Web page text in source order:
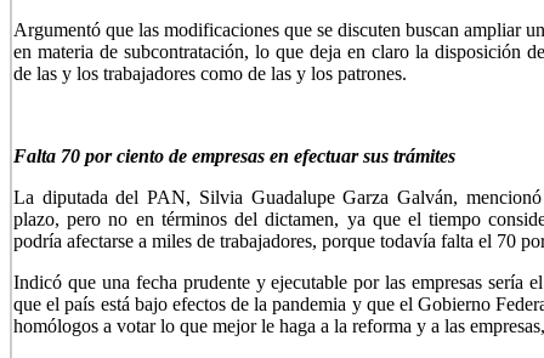
Argumentó que las modificaciones que se discuten buscan ampliar
en materia de subcontratación, lo que deja en claro la disposición
de las y los trabajadores como de las y los patrones.
Falta 70 por ciento de empresas en efectuar sus trámites
La diputada del PAN, Silvia Guadalupe Garza Galván,
plazo, pero no en términos del dictamen, ya que el tiempo
podría afectarse a miles de trabajadores, porque todavía falta el 70
Indicó que una fecha prudente y ejecutable por las empresas sería
que el país está bajo efectos de la pandemia y que el Gobierno
homólogos a votar lo que mejor le haga a la reforma y a las